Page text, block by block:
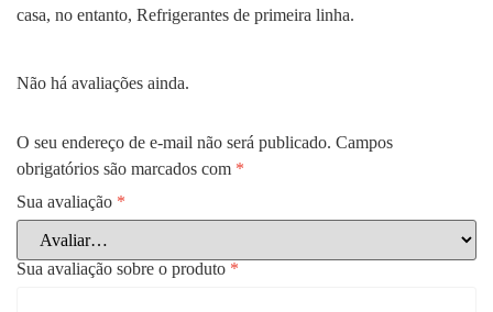
casa, no entanto, Refrigerantes de primeira linha.
Não há avaliações ainda.
O seu endereço de e-mail não será publicado. Campos
obrigatórios são marcados com *
Sua avaliação *
Sua avaliação sobre o produto *